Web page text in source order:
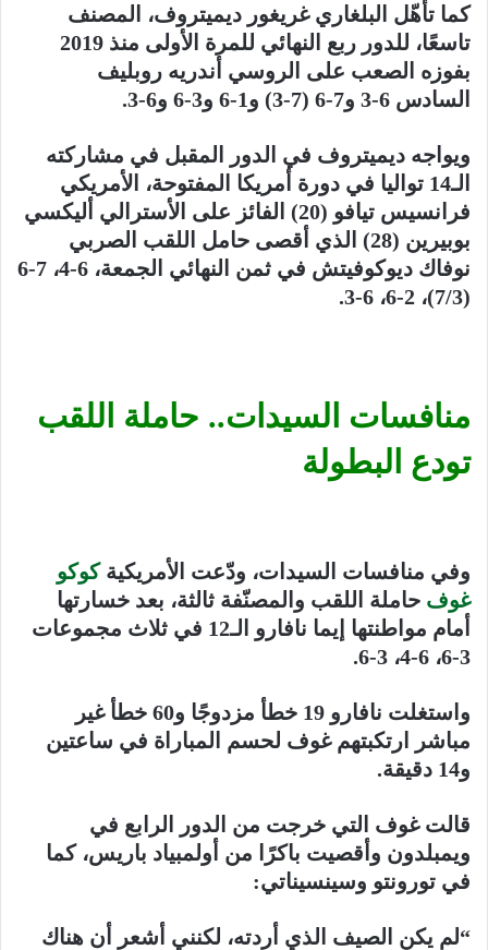
كما تأهّل البلغاري غريغور ديميتروف، المصنف
تاسعًا، للدور ربع النهائي للمرة الأولى منذ 2019
بفوزه الصعب على الروسي أندريه روبليف
السادس 6-3 و7-6 (7-3) و1-6 و3-6 و6-3.
ويواجه ديميتروف في الدور المقبل في مشاركته
الـ14 تواليا في دورة أمريكا المفتوحة، الأمريكي
فرانسيس تيافو (20) الفائز على الأسترالي أليكسي
بوبيرين (28) الذي أقصى حامل اللقب الصربي
نوفاك ديوكوفيتش في ثمن النهائي الجمعة، 6-4، 7-6
(7/3)، 2-6، 6-3.
منافسات السيدات.. حاملة اللقب
تودع البطولة
وفي منافسات السيدات، ودّعت الأمريكية كوكو
غوف حاملة اللقب والمصنّفة ثالثة، بعد خسارتها
أمام مواطنتها إيما نافارو الـ12 في ثلاث مجموعات
3-6، 6-4، 3-6.
واستغلت نافارو 19 خطأ مزدوجًا و60 خطأ غير
مباشر ارتكبتهم غوف لحسم المباراة في ساعتين
و14 دقيقة.
قالت غوف التي خرجت من الدور الرابع في
ويمبلدون وأقصيت باكرًا من أولمبياد باريس، كما
في تورونتو وسينسيناتي:
“لم يكن الصيف الذي أردته، لكنني أشعر أن هناك